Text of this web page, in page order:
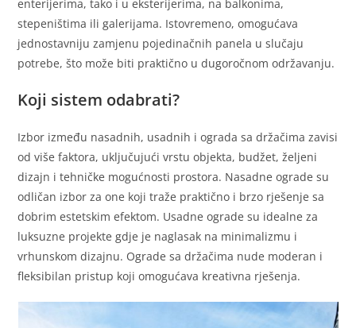
enterijerima, tako i u eksterijerima, na balkonima,
stepeništima ili galerijama. Istovremeno, omogućava
jednostavniju zamjenu pojedinačnih panela u slučaju
potrebe, što može biti praktično u dugoročnom održavanju.
Koji sistem odabrati?
Izbor između nasadnih, usadnih i ograda sa držačima zavisi
od više faktora, uključujući vrstu objekta, budžet, željeni
dizajn i tehničke mogućnosti prostora. Nasadne ograde su
odličan izbor za one koji traže praktično i brzo rješenje sa
dobrim estetskim efektom. Usadne ograde su idealne za
luksuzne projekte gdje je naglasak na minimalizmu i
vrhunskom dizajnu. Ograde sa držačima nude moderan i
fleksibilan pristup koji omogućava kreativna rješenja.